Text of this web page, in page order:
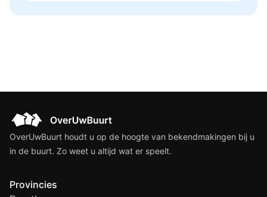
OverUwBuurt houdt u op de hoogte van bekendmakingen bij u
in de buurt. Zo weet u altijd wat er speelt.
Provincies